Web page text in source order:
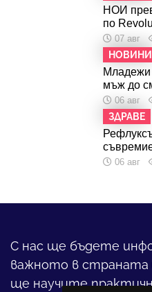
НОИ
по
07 авг
НОВИНИ
Младежи
мъж до
06 авг
ЗДРАВЕ
06 авг
С нас ще бъдете
важното в страната
ще научите